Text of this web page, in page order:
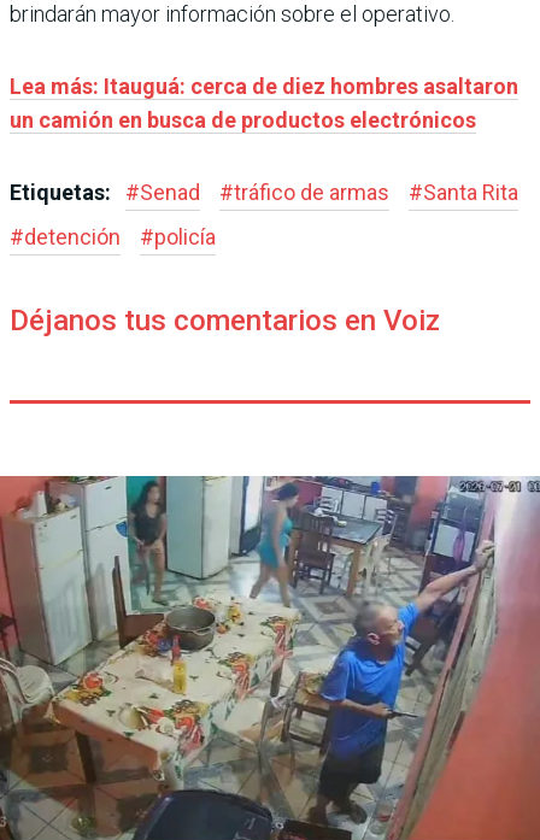
brindarán mayor información sobre el operativo.
Lea más: Itauguá: cerca de diez hombres asaltaron
un camión en busca de productos electrónicos
Etiquetas: #Senad #tráfico de armas #Santa Rita
#detención #policía
Déjanos tus comentarios en Voiz